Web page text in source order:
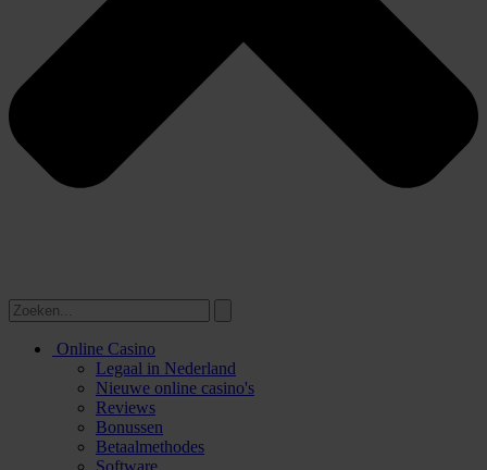
Online Casino
Legaal in Nederland
Nieuwe online casino's
Reviews
Bonussen
Betaalmethodes
Software